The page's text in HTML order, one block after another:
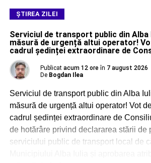
ŞTIREA ZILEI
Serviciul de transport public din
măsură de urgență altui operator!
cadrul ședinței extraordinare de
Publicat acum 12 ore în 7 august 2026
De Bogdan Ilea
Serviciul de transport public din Alba
măsură de urgență altui operator! Vot
cadrul ședinței extraordinare de
de hotărâre privind declararea stării de
serviciului public de transport local de